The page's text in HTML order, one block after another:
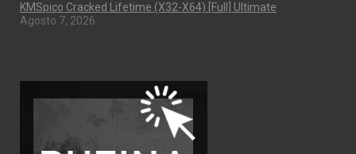
KMSpico Cracked Lifetime (x32-X64) [Full] Ultimate
Agosto 7, 2026